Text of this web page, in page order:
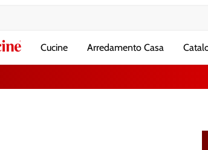
VenetaCucine Arredamento Casa